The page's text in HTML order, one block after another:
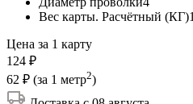
Вес карты. Расчётный (КГ)
Цена за 1 карту
124 ₽
62 ₽ (за 1 метр2)